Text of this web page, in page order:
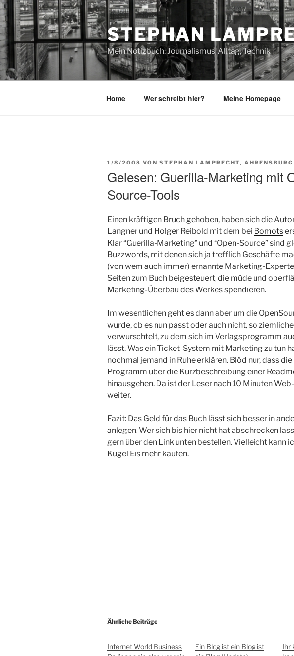
Zum
Inhalt
springen
STEPHAN
Mein Notizbuch: Journalismus, Alltag, Technik
Home Wer schreibt hier? Meine Homepage
VERÖFFENTLICHT
1/8/2008 VON STEPHAN LAMPRECHT, AHRENSBURG
Gelesen: Guerilla-Marketing mit
Source-Tools
Einen kräftigen Bruch gehoben, haben sich die
Langner und Holger Reibold mit dem bei Bomots
Klar “Guerilla-Marketing” und “Open-Source” sind
Buzzwords, mit denen sich ja trefflich Geschäfte
(von wem auch immer) ernannte Marketing-
Seiten zum Buch beigesteuert, die müde und
Marketing-Überbau des Werkes spendieren.
Im wesentlichen geht es dann aber um die
wurde, ob es nun passt oder auch nicht, so
verwurschtelt, zu dem sich im Verlagsprogramm
lässt. Was ein Ticket-System mit Marketing zu tun
nochmal jemand in Ruhe erklären. Blöd nur, dass
Programm über die Kurzbeschreibung einer
hinausgehen. Da ist der Leser nach 10 Minuten
weiter.
Fazit: Das Geld für das Buch lässt sich besser in
anlegen. Wer sich bis hier nicht hat abschrecken
gern über den Link unten bestellen. Vielleicht kann
Kugel Eis mehr kaufen.
Ähnliche Beiträge
Internet World Business
Ein Blog ist ein Blog ist
Ihr